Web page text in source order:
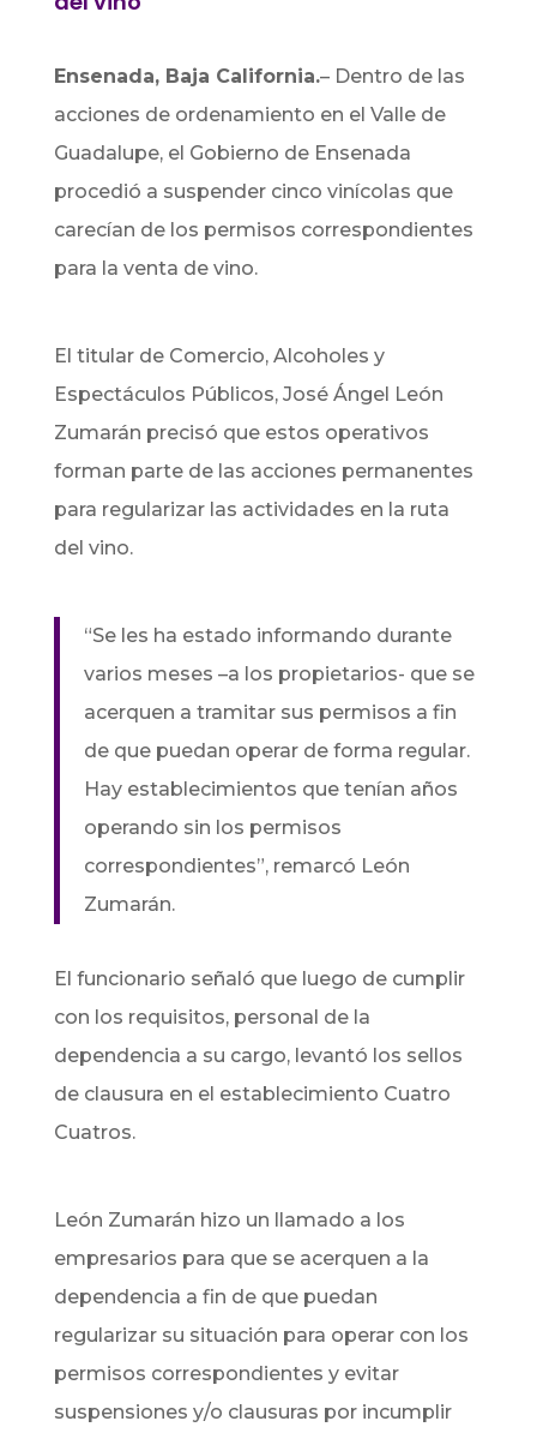
Ensenada, Baja California.– Dentro de las
acciones de ordenamiento en el Valle de
Guadalupe, el Gobierno de Ensenada
procedió a suspender cinco vinícolas que
carecían de los permisos correspondientes
para la venta de vino.
El titular de Comercio, Alcoholes y
Espectáculos Públicos, José Ángel León
Zumarán precisó que estos operativos
forman parte de las acciones permanentes
para regularizar las actividades en la ruta
del vino.
“Se les ha estado informando durante
varios meses –a los propietarios- que se
acerquen a tramitar sus permisos a fin
de que puedan operar de forma regular.
Hay establecimientos que tenían años
operando sin los permisos
correspondientes”, remarcó León
Zumarán.
El funcionario señaló que luego de cumplir
con los requisitos, personal de la
dependencia a su cargo, levantó los sellos
de clausura en el establecimiento Cuatro
Cuatros.
León Zumarán hizo un llamado a los
empresarios para que se acerquen a la
dependencia a fin de que puedan
regularizar su situación para operar con los
permisos correspondientes y evitar
suspensiones y/o clausuras por incumplir